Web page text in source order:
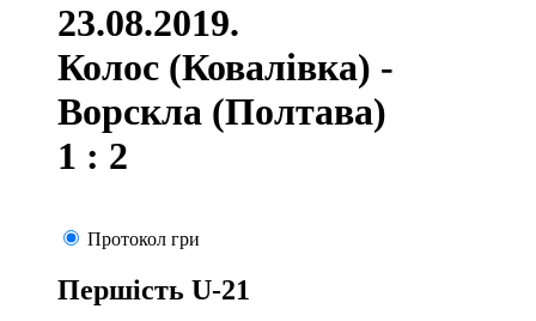
23.08.2019.
Колос (Ковалівка) -
Ворскла (Полтава)
1 : 2
Протокол гри
Першість U-21